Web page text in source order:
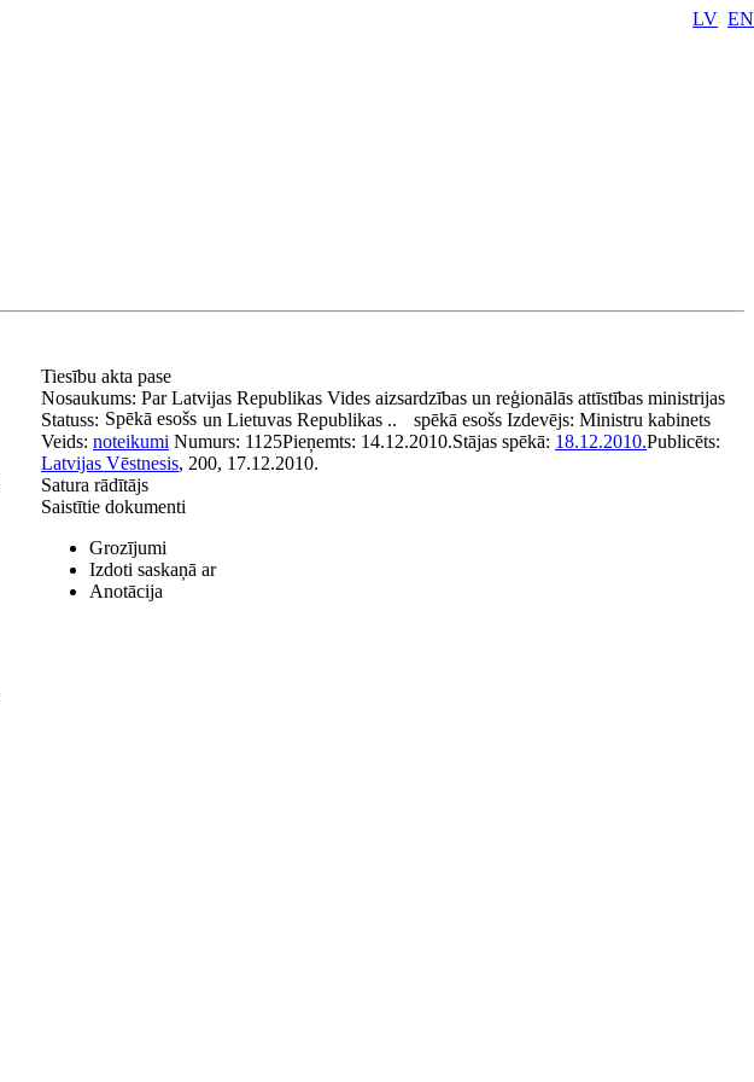
LV EN
Tiesību akta pase
Nosaukums: Par Latvijas Republikas Vides aizsardzības un reģionālās attīstības ministrijas
un Lietuvas Republikas ..
Statuss: Spēkā esošs spēkā esošs Izdevējs: Ministru kabinets
Veids: noteikumi Numurs: 1125Pieņemts: 14.12.2010.Stājas spēkā: 18.12.2010.Publicēts:
Latvijas Vēstnesis, 200, 17.12.2010.
Satura rādītājs
Saistītie dokumenti
Grozījumi
Izdoti saskaņā ar
Anotācija